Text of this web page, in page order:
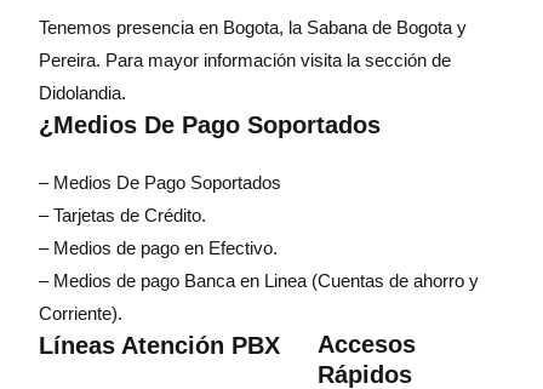
Tenemos presencia en Bogota, la Sabana de Bogota y
Pereira. Para mayor información visita la sección de
Didolandia.
¿Medios De Pago Soportados
– Medios De Pago Soportados
– Tarjetas de Crédito.
– Medios de pago en Efectivo.
– Medios de pago Banca en Linea (Cuentas de ahorro y
Corriente).
Líneas Atención PBX
Accesos
Rápidos